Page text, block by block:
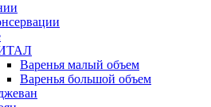
Варенья малый объем
Варенья большой объем